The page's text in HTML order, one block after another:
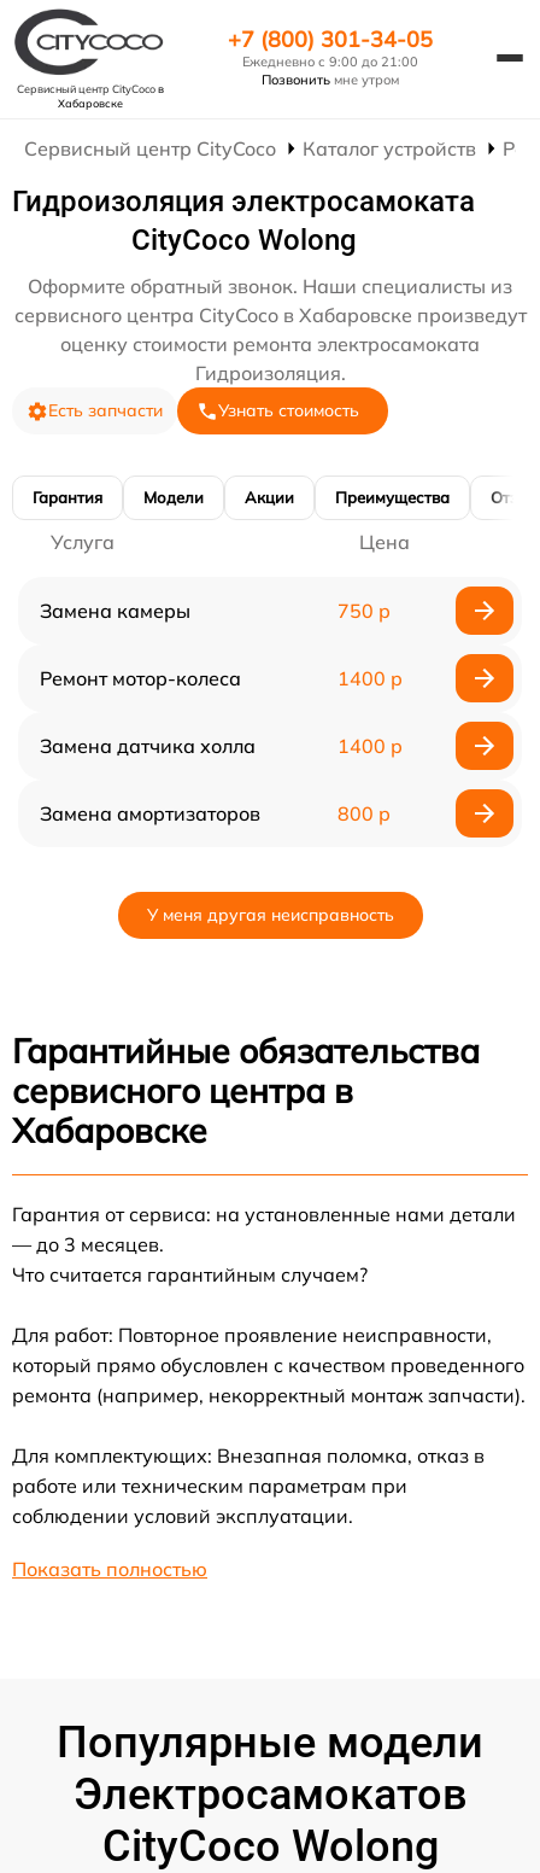
Сервисный центр CityCocoв
Хабаровске
+7 (800) 301-34-05
Ежедневно с 9:00 до 21:00
Позвонить мне утром
Сервисный центр CityCoco Каталог устройств
Гидроизоляция электросамоката
CityCoco Wolong
Оформите обратный звонок. Наши специалисты из
сервисного центра CityCoco в Хабаровске произведут
оценку стоимости ремонта электросамоката
Гидроизоляция.
Есть запчасти Узнать стоимость
Гарантия Модели Акции Преимущества
Услуга Цена
Замена камеры 750 р
Ремонт мотор-колеса 1400 р
Замена датчика холла 1400 р
Замена амортизаторов 800 р
У меня другая неисправность
Гарантийные обязательства
сервисного центра в
Хабаровске
Гарантия от сервиса: на установленные нами детали
— до 3 месяцев.
Что считается гарантийным случаем?
Для работ: Повторное проявление неисправности,
который прямо обусловлен с качеством проведенного
ремонта (например, некорректный монтаж запчасти).
Для комплектующих: Внезапная поломка, отказ в
работе или техническим параметрам при
соблюдении условий эксплуатации.
Показать полностью
Популярные модели
Электросамокатов
CityCoco Wolong